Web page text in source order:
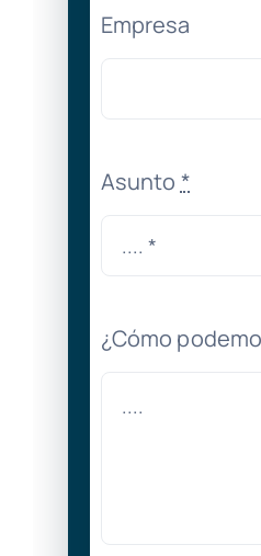
Empresa
Asunto *
¿Cómo